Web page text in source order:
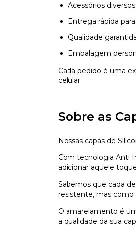
Acessórios
Entrega rápida
Qualidade
Embalagem
Cada pedido é uma
celular.
Sobre as
Nossas capas de
Com tecnologia Anti
adicionar aquele
Sabemos que cada
resistente, mas
O amarelamento é
a qualidade da sua